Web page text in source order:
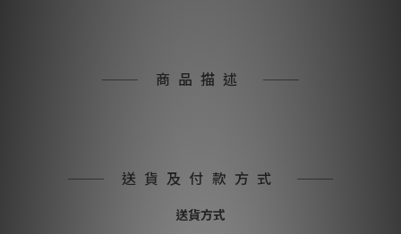
商品描述
送貨及付款方式
送貨方式